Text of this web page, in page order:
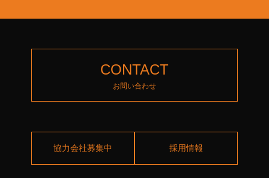
CONTACT
お問い合わせ
協力会社募集中 採用情報